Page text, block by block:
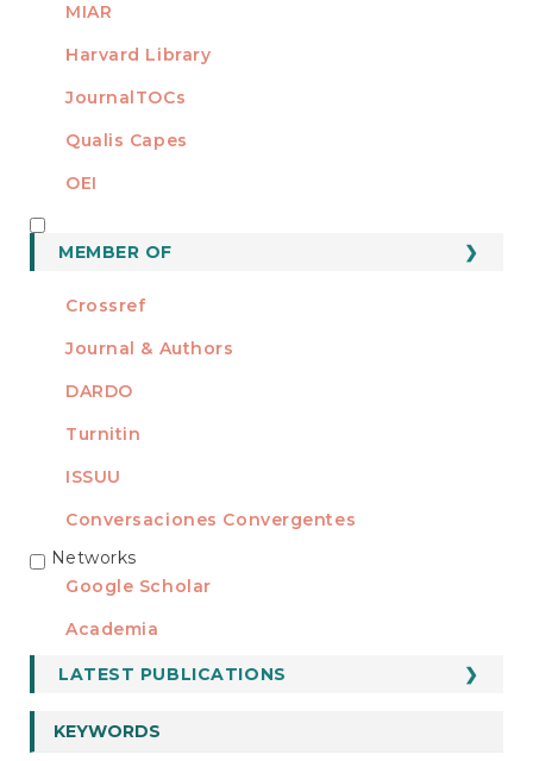
MIAR
Harvard Library
JournalTOCs
Qualis Capes
OEI
MEMBER OF
Crossref
Journal & Authors
DARDO
Turnitin
ISSUU
Conversaciones Convergentes
REDES
Networks
Google Scholar
Academia
LATEST PUBLICATIONS
KEYWORDS